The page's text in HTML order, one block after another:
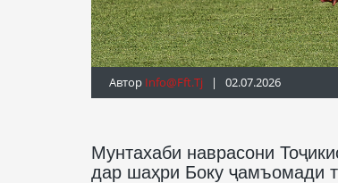
Автор Info@fft.tj | 02.07.2026
Мунтахаби наврасони
дар шаҳри Боку ҷамъомади